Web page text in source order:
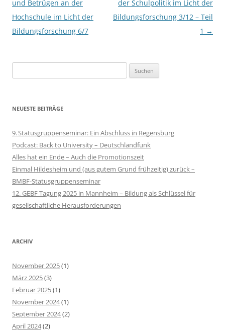
und Betrügen an der
Hochschule im Licht der
Bildungsforschung 6/7
der Schulpolitik im Licht der
Bildungsforschung 3/12 – Teil
1 →
nach:
NEUESTE BEITRÄGE
9. Statusgruppenseminar: Ein Abschluss in Regensburg
Podcast: Back to University – Deutschlandfunk
Alles hat ein Ende – Auch die Promotionszeit
Einmal Hildesheim und (aus gutem Grund frühzeitig) zurück –
BMBF-Statusgruppenseminar
12. GEBF Tagung 2025 in Mannheim – Bildung als Schlüssel für
gesellschaftliche Herausforderungen
ARCHIV
November 2025(1)
März 2025(3)
Februar 2025(1)
November 2024(1)
September 2024(2)
April 2024(2)